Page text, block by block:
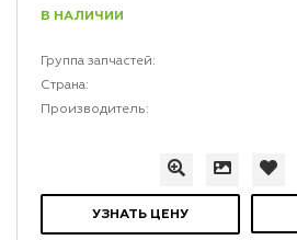
В НАЛИЧИИ
Группа запчастей:
Страна:
Производитель:
УЗНАТЬ ЦЕНУ